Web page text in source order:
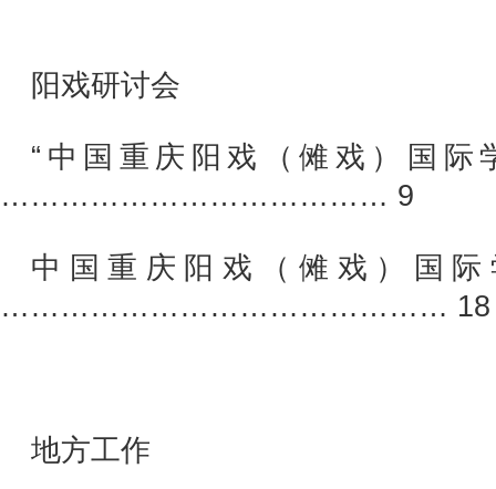
阳戏研讨会
“中国重庆阳戏（傩戏）国
………………………………… 9
中国重庆阳戏（傩戏）国
……………………………………… 18
地方工作